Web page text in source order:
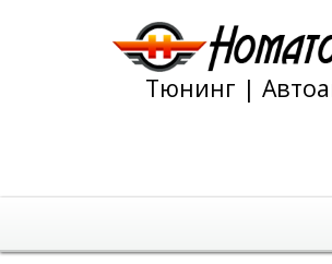
Тюнинг |